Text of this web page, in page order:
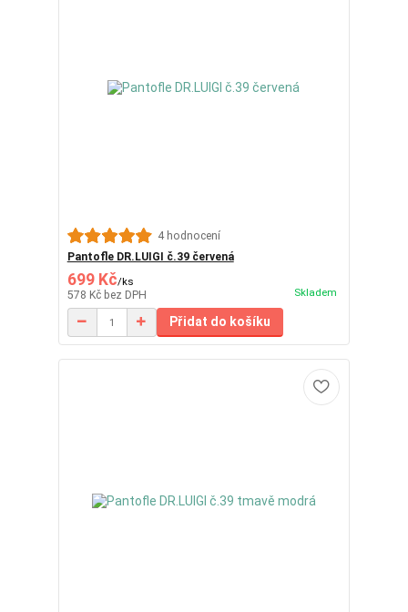
4 hodnocení
Pantofle DR.LUIGI č.39 červená
699 Kč/ks
578 Kč bez DPH Skladem
Přidat do košíku